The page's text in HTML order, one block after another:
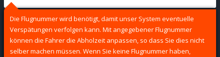
Die Flugnummer wird benötigt, damit unser System eventuelle
Verspätungen verfolgen kann. Mit angegebener Flugnummer
können die Fahrer die Abholzeit anpassen, so dass Sie dies nicht
selber machen müssen. Wenn Sie keine Flugnummer haben,